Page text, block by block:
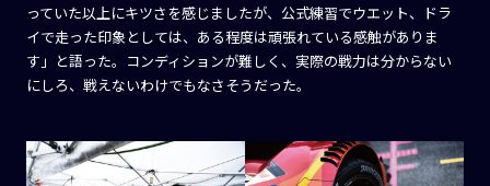
っていた以上にキツさを感じましたが、公式練習でウエット、ドラ
イで走った印象としては、ある程度は頑張れている感触がありま
す」と語った。コンディションが難しく、実際の戦力は分からない
にしろ、戦えないわけでもなさそうだった。